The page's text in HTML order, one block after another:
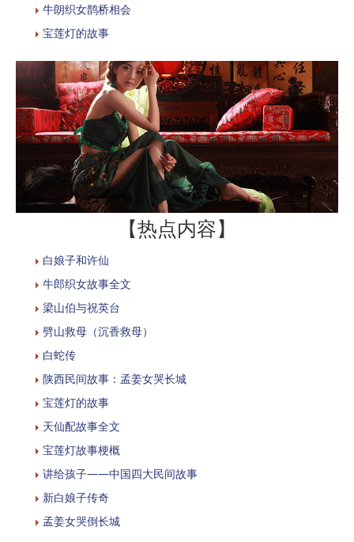
牛朗织女鹊桥相会
宝莲灯的故事
【热点内容】
白娘子和许仙
牛郎织女故事全文
梁山伯与祝英台
劈山救母（沉香救母）
白蛇传
陕西民间故事：孟姜女哭长城
宝莲灯的故事
天仙配故事全文
宝莲灯故事梗概
讲给孩子——中国四大民间故事
新白娘子传奇
孟姜女哭倒长城